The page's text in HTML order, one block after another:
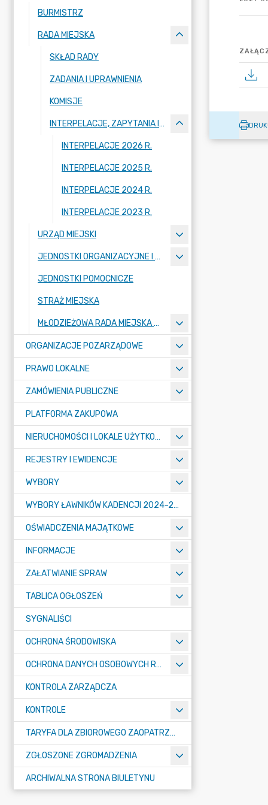
BURMISTRZ
RADA MIEJSKA
SKŁAD RADY
ZADANIA I UPRAWNIENIA
KOMISJE
INTERPELACJE, ZAPYTANIA I ODPOWIEDZI
INTERPELACJE 2026 R.
INTERPELACJE 2025 R.
INTERPELACJE 2024 R.
INTERPELACJE 2023 R.
URZĄD MIEJSKI
JEDNOSTKI ORGANIZACYJNE I SPÓŁKI
JEDNOSTKI POMOCNICZE
STRAŻ MIEJSKA
MŁODZIEŻOWA RADA MIEJSKA W MOGILNIE
ORGANIZACJE POZARZĄDOWE
PRAWO LOKALNE
ZAMÓWIENIA PUBLICZNE
PLATFORMA ZAKUPOWA
NIERUCHOMOŚCI I LOKALE UŻYTKOWE
REJESTRY I EWIDENCJE
WYBORY
WYBORY ŁAWNIKÓW KADENCJI 2024-2027
OŚWIADCZENIA MAJĄTKOWE
INFORMACJE
ZAŁATWIANIE SPRAW
TABLICA OGŁOSZEŃ
SYGNALIŚCI
OCHRONA ŚRODOWISKA
OCHRONA DANYCH OSOBOWYCH RODO
KONTROLA ZARZĄDCZA
KONTROLE
TARYFA DLA ZBIOROWEGO ZAOPATRZENIA W WODĘ I ZBIOROWEGO ODPROWADZANIA ŚCIEKÓW
ZGŁOSZONE ZGROMADZENIA
ARCHIWALNA STRONA BIULETYNU